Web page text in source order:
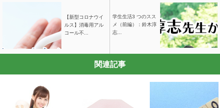
【新型コロナウイ
ルス】消毒用アル
コール不...
学⽣⽣活3 つのスス
メ（前編）：鈴⽊淳
志...
関連記事